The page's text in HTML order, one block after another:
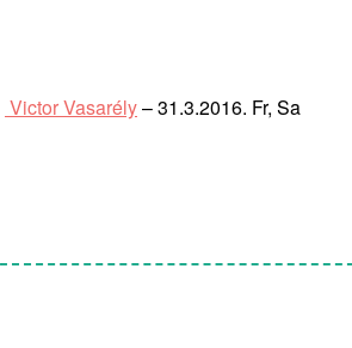
Victor Vasarély– 31.3.2016. Fr, Sa